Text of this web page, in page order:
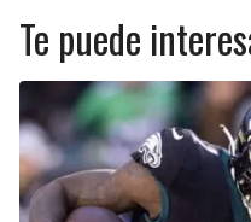
Te puede